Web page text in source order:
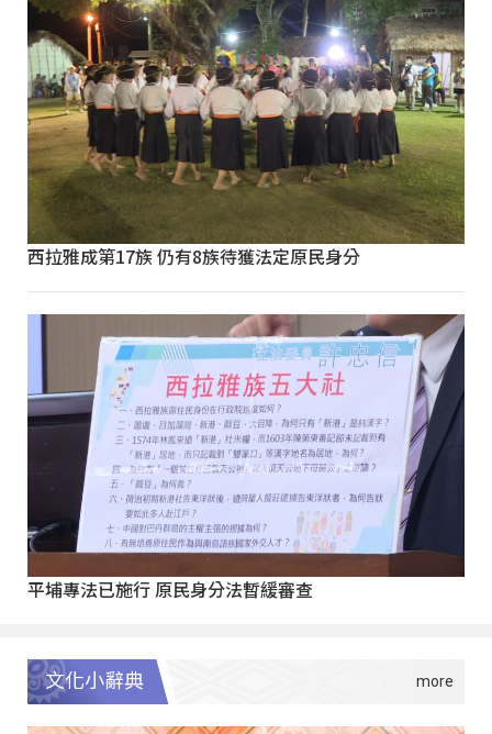
西拉雅成第17族 仍有8族待獲法定原民身分
平埔專法已施行 原民身分法暫緩審查
文化小辭典